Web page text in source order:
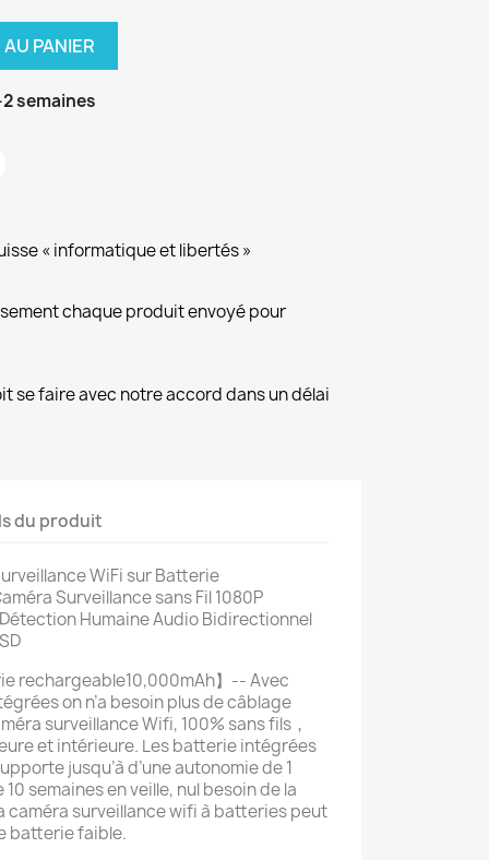
PANIER
semaines
« informatique et libertés »
chaque produit envoyé pour
se faire avec notre accord dans un délai
du produit
WiFi sur Batterie
Surveillance sans Fil 1080P
Humaine Audio Bidirectionnel
rechargeable10,000mAh】-- Avec
on n’a besoin plus de câblage
surveillance Wifi, 100% sans fils，
et intérieure. Les batterie intégrées
jusqu’à d’une autonomie de 1
semaines en veille, nul besoin de la
caméra surveillance wifi à batteries peut
batterie faible.